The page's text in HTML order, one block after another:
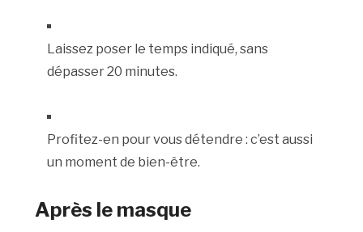
Laissez poser le temps indiqué, sans
dépasser 20 minutes.
Profitez-en pour vous détendre : c’est aussi
un moment de bien-être.
Après le masque